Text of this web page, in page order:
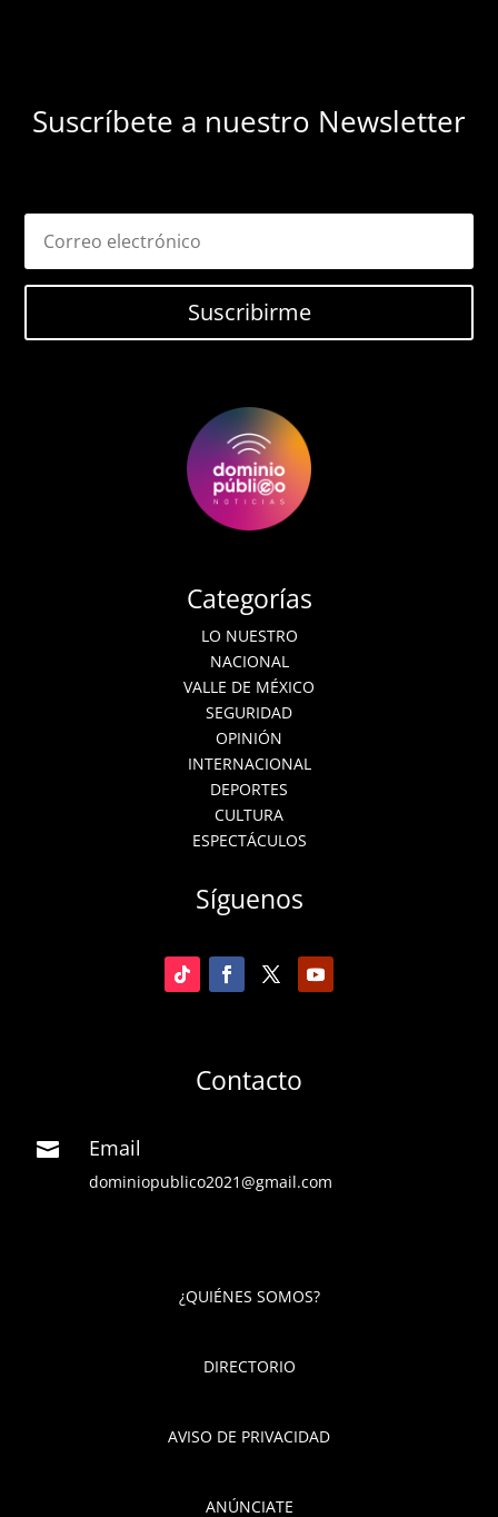
Suscríbete a nuestro Newsletter
Suscribirme
Categorías
LO NUESTRO
NACIONAL
VALLE DE MÉXICO
SEGURIDAD
OPINIÓN
INTERNACIONAL
DEPORTES
CULTURA
ESPECTÁCULOS
Síguenos
Contacto
 Email
dominiopublico2021@gmail.com
¿QUIÉNES SOMOS?
DIRECTORIO
AVISO DE PRIVACIDAD
ANÚNCIATE